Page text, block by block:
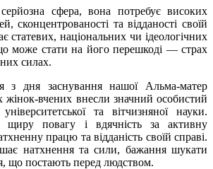
сфера, вона потребує високих
сконцентрованості та відданості своїй
статевих, національних чи ідеологічних
може стати на його перешкоді — страх
силах.
з дня заснування нашої Альма-матер
жінок-вчених внесли значний особистий
та вітчизняної науки.
щиру повагу і вдячність за активну
працю та відданість своїй справі.
натхнення та сили, бажання шукати
що постають перед людством.